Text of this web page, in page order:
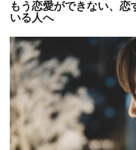
もう恋愛ができない、
いる人へ